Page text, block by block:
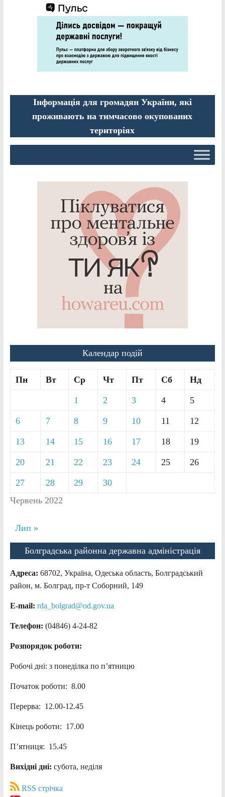
Інформація для громадян України, які
проживають на тимчасово окупованих
територіях
Календар подій
Червень 2022
Пн Вт Ср Чт Пт Сб Нд
1 2 3 4 5
6 7 8 9 10 11 12
13 14 15 16 17 18 19
20 21 22 23 24 25 26
27 28 29 30
Лип »
Болградська районна державна адміністрація
Адреса: 68702, Україна, Одеська область, Болградський
район, м. Болград, пр-т Соборний, 149
E-mail: rda_bolgrad@od.gov.ua
Телефон: (04846) 4-24-82
Розпорядок роботи:
Робочі дні: з понеділка по п’ятницю
Початок роботи: 8.00
Перерва: 12.00-12.45
Кінець роботи: 17.00
П’ятниця: 15.45
Вихідні дні: субота, неділя
RSS стрічка